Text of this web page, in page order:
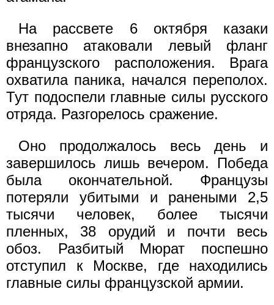
На рассвете 6 октября казаки
внезапно атаковали левый фланг
французского расположения. Врага
охватила паника, начался переполох.
Тут подоспели главные силы русского
отряда. Разгорелось сражение.
Оно продолжалось весь день и
завершилось лишь вечером. Победа
была окончательной. Французы
потеряли убитыми и ранеными 2,5
тысячи человек, более тысячи
пленных, 38 орудий и почти весь
обоз. Разбитый Мюрат поспешно
отступил к Москве, где находились
главные силы французской армии.